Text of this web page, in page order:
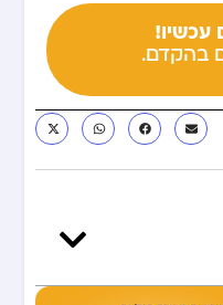
עכשיו!
בהקדם.